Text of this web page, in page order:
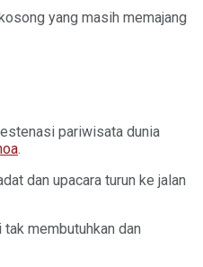
yang masih memajang
pariwisata dunia
.
dan upacara turun ke jalan
membutuhkan dan